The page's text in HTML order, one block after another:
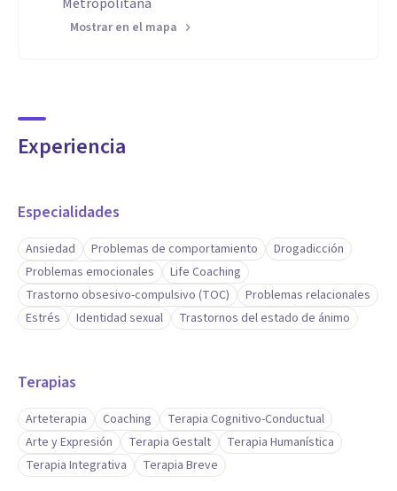
Mostrar en el mapa
Experiencia
Especialidades
Ansiedad Problemas de comportamiento
Drogadicción
Problemas emocionales
Life Coaching
Trastorno obsesivo-compulsivo (TOC)
Problemas relacionales
Estrés
Identidad sexual Trastornos del estado de ánimo
Terapias
Arteterapia Coaching
Terapia Cognitivo-Conductual
Arte y Expresión
Terapia Gestalt
Terapia Humanística
Terapia Integrativa
Terapia Breve